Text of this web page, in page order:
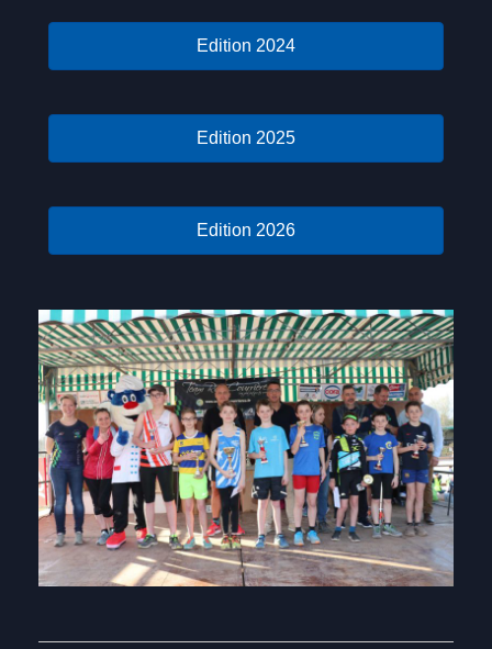
Edition 2024
Edition 2025
Edition 2026